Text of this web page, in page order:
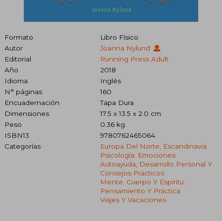
Formato
Libro Físico
Autor
Joanna Nylund
Editorial
Running Press Adult
Año
2018
Idioma
Inglés
N° páginas
160
Encuadernación
Tapa Dura
Dimensiones
17.5 x 13.5 x 2.0 cm
Peso
0.36 kg.
ISBN13
9780762465064
Categorías
Europa Del Norte, Escandinavia
Psicología: Emociones
Autoayuda, Desarrollo Personal Y
Consejos Prácticos
Mente, Cuerpo Y Espíritu:
Pensamiento Y Práctica
Viajes Y Vacaciones